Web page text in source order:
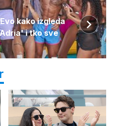
kako izgleda
i tko sve